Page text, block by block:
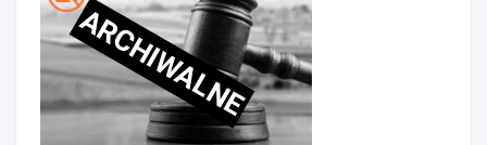
ARCHIWALNE